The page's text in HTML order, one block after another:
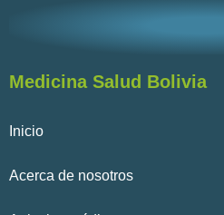
Medicina Salud Bolivia
Inicio
Acerca de nosotros